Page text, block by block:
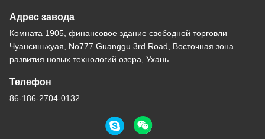
Адрес завода
Комната 1905, финансовое здание свободной торговли
Чуансиньхуая, No777 Guanggu 3rd Road, Восточная зона
развития новых технологий озера, Ухань
Телефон
86-186-2704-0132